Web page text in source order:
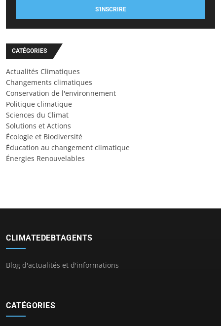
S'INSCRIRE
CATÉGORIES
Actualités Climatiques
Changements climatiques
Conservation de l'environnement
Politique climatique
Sciences du Climat
Solutions et Actions
Écologie et Biodiversité
Éducation au changement climatique
Énergies Renouvelables
CLIMATEDEBTAGENTS
Blog d'actualités et d'informations
CATÉGORIES